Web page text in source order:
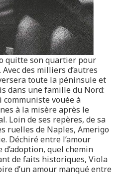
quitte son quartier pour
des milliers d’autres
toute la péninsule et
dans une famille du Nord:
vouée à
à la misère après le
Loin de ses repères, de sa
ruelles de Naples, Amerigo
Déchiré entre l’amour
quel chemin
de faits historiques, Viola
d’un amour manqué entre